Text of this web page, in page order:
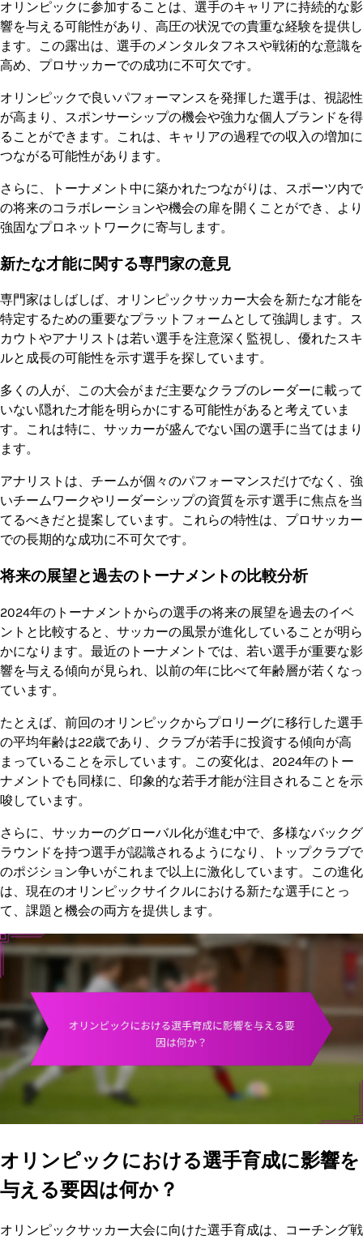
オリンピックに参加することは、選手のキャリアに持続的な影
響を与える可能性があり、高圧の状況での貴重な経験を提供し
ます。この露出は、選手のメンタルタフネスや戦術的な意識を
高め、プロサッカーでの成功に不可欠です。
オリンピックで良いパフォーマンスを発揮した選手は、視認性
が高まり、スポンサーシップの機会や強力な個人ブランドを得
ることができます。これは、キャリアの過程での収入の増加に
つながる可能性があります。
さらに、トーナメント中に築かれたつながりは、スポーツ内で
の将来のコラボレーションや機会の扉を開くことができ、より
強固なプロネットワークに寄与します。
新たな才能に関する専門家の意見
専門家はしばしば、オリンピックサッカー大会を新たな才能を
特定するための重要なプラットフォームとして強調します。ス
カウトやアナリストは若い選手を注意深く監視し、優れたスキ
ルと成長の可能性を示す選手を探しています。
多くの人が、この大会がまだ主要なクラブのレーダーに載って
いない隠れた才能を明らかにする可能性があると考えていま
す。これは特に、サッカーが盛んでない国の選手に当てはまり
ます。
アナリストは、チームが個々のパフォーマンスだけでなく、強
いチームワークやリーダーシップの資質を示す選手に焦点を当
てるべきだと提案しています。これらの特性は、プロサッカー
での長期的な成功に不可欠です。
将来の展望と過去のトーナメントの比較分析
2024年のトーナメントからの選手の将来の展望を過去のイベ
ントと比較すると、サッカーの風景が進化していることが明ら
かになります。最近のトーナメントでは、若い選手が重要な影
響を与える傾向が見られ、以前の年に比べて年齢層が若くなっ
ています。
たとえば、前回のオリンピックからプロリーグに移行した選手
の平均年齢は22歳であり、クラブが若手に投資する傾向が高
まっていることを示しています。この変化は、2024年のトー
ナメントでも同様に、印象的な若手才能が注目されることを示
唆しています。
さらに、サッカーのグローバル化が進む中で、多様なバックグ
ラウンドを持つ選手が認識されるようになり、トップクラブで
のポジション争いがこれまで以上に激化しています。この進化
は、現在のオリンピックサイクルにおける新たな選手にとっ
て、課題と機会の両方を提供します。
オリンピックにおける選手育成に影響を
与える要因は何か？
オリンピックサッカー大会に向けた選手育成は、コーチング戦